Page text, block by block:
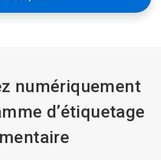
numériquement
d’étiquetage